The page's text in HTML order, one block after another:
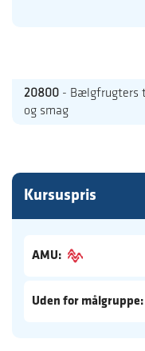
20800 - Bælgfrugters
og smag
Kursuspris
AMU:
Uden for målgruppe: